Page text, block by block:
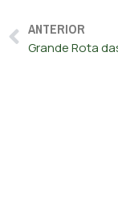
ANTERIOR